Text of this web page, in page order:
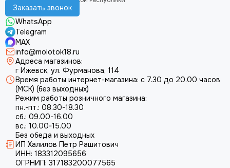
Заказать звонок
WhatsApp
Telegram
MAX
info@molotok18.ru
Адреса магазинов:
г Ижевск, ул. Фурманова, 114
Время работы интернет-магазина: с 7.30 до 20.00 часов
(МСК) (без выходных)
Режим работы розничного магазина:
пн.-пт.: 08.30-18.30
сб.: 09.00-16.00
вс.: 10.00-15.00
Без обеда и выходных
ИП Халилов Петр Рашитович
ИНН: 183312095656
ОГРНИП: 317183200077565